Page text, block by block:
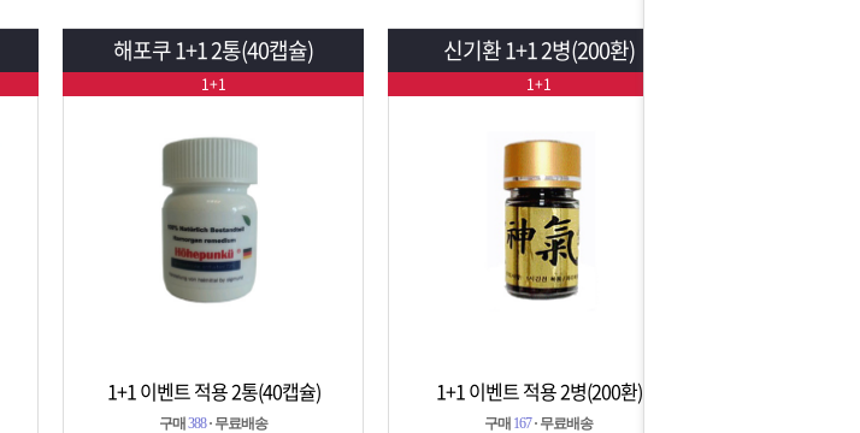
해포쿠 1+1 2통(40캡슐)
상세보기 담기
1+1 이벤트 적용 2통(40캡슐)
구매 388· 무료배송
1+1
신기환 1+1 2병(200환)
상세보기 담기
1+1 이벤트 적용 2병(200환)
구매 167· 무료배송
1+1